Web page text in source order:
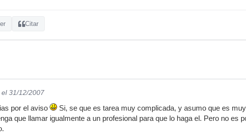
Citar
el 31/12/2007
por el aviso
Si, se que es tarea muy complicada, y asumo que es
que llamar igualmente a un profesional para que lo haga el. Pero no es